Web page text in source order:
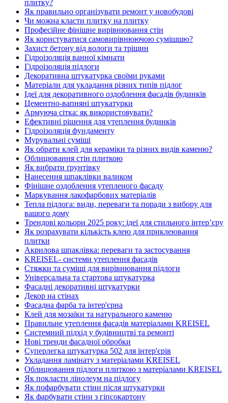
плитку?
Як правильно організувати ремонт у новобудові
Чи можна класти плитку на плитку
Професійне фінішне вирівнювання стін
Як користуватися самовирівнюючою сумішшю?
Захист бетону від вологи та тріщин
Гідроізоляція ванної кімнати
Гідроізоляція підлоги
Декоративна штукатурка своїми руками
Матеріали для укладання різних типів підлог
Ідеї для декоративного оздоблення фасадів будинків
Цементно-вапняні штукатурки
Армуюча сітка: як використовувати?
Ефективні рішення для утеплення будинків
Гідроізоляція фундаменту
Мурувальні суміші
Як обрати клей для кераміки та різних видів каменю?
Облицювання стін плиткою
Як вибрати ґрунтівку
Нанесення шпаклівки валиком
Фінішне оздоблення утепленого фасаду
Маркування лакофарбових матеріалів
Тепла підлога: види, переваги та поради з вибору для
вашого дому
Трендові кольори 2025 року: ідеї для стильного інтер’єру
Як розрахувати кількість клею для приклеювання
плитки
Акрилова шпаклівка: переваги та застосування
KREISEL- системи утеплення фасадів
Стяжки та суміші для вирівнювання підлоги
Універсальна та стартова штукатурка
Фасадні декоративні штукатурки
Декор на стінах
Фасадна фарба та інтер'єрна
Клей для мозаїки та натурального каменю
Правильне утеплення фасадів матеріалами KREISEL
Системний підхід у будівництві та ремонті
Нові тренди фасадної обробки
Суперлегка штукатурка 502 для інтер'єрів
Укладання ламінату з матеріалами KREISEL
Облицювання підлоги плиткою з матеріалами KREISEL
Як покласти лінолеум на підлогу
Як пофарбувати стіни після штукатурки
Як фарбувати стіни з гіпсокартону